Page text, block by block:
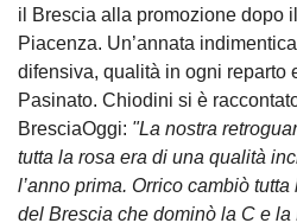
il Brescia alla promozione dopo
Piacenza. Un’annata
difensiva, qualità in ogni reparto
Pasinato. Chiodini si è
BresciaOggi: "La nostra
tutta la rosa era di una qualità
l’anno prima. Orrico cambiò
del Brescia che dominò la C e la